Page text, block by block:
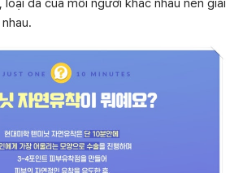
loại da của mỗi người khác nhau nên giải